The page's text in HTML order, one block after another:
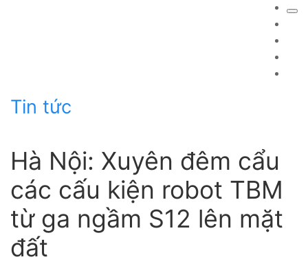
Tin tức
Hà Nội: Xuyên đêm cẩu
các cấu kiện robot TBM
từ ga ngầm S12 lên mặt
đất